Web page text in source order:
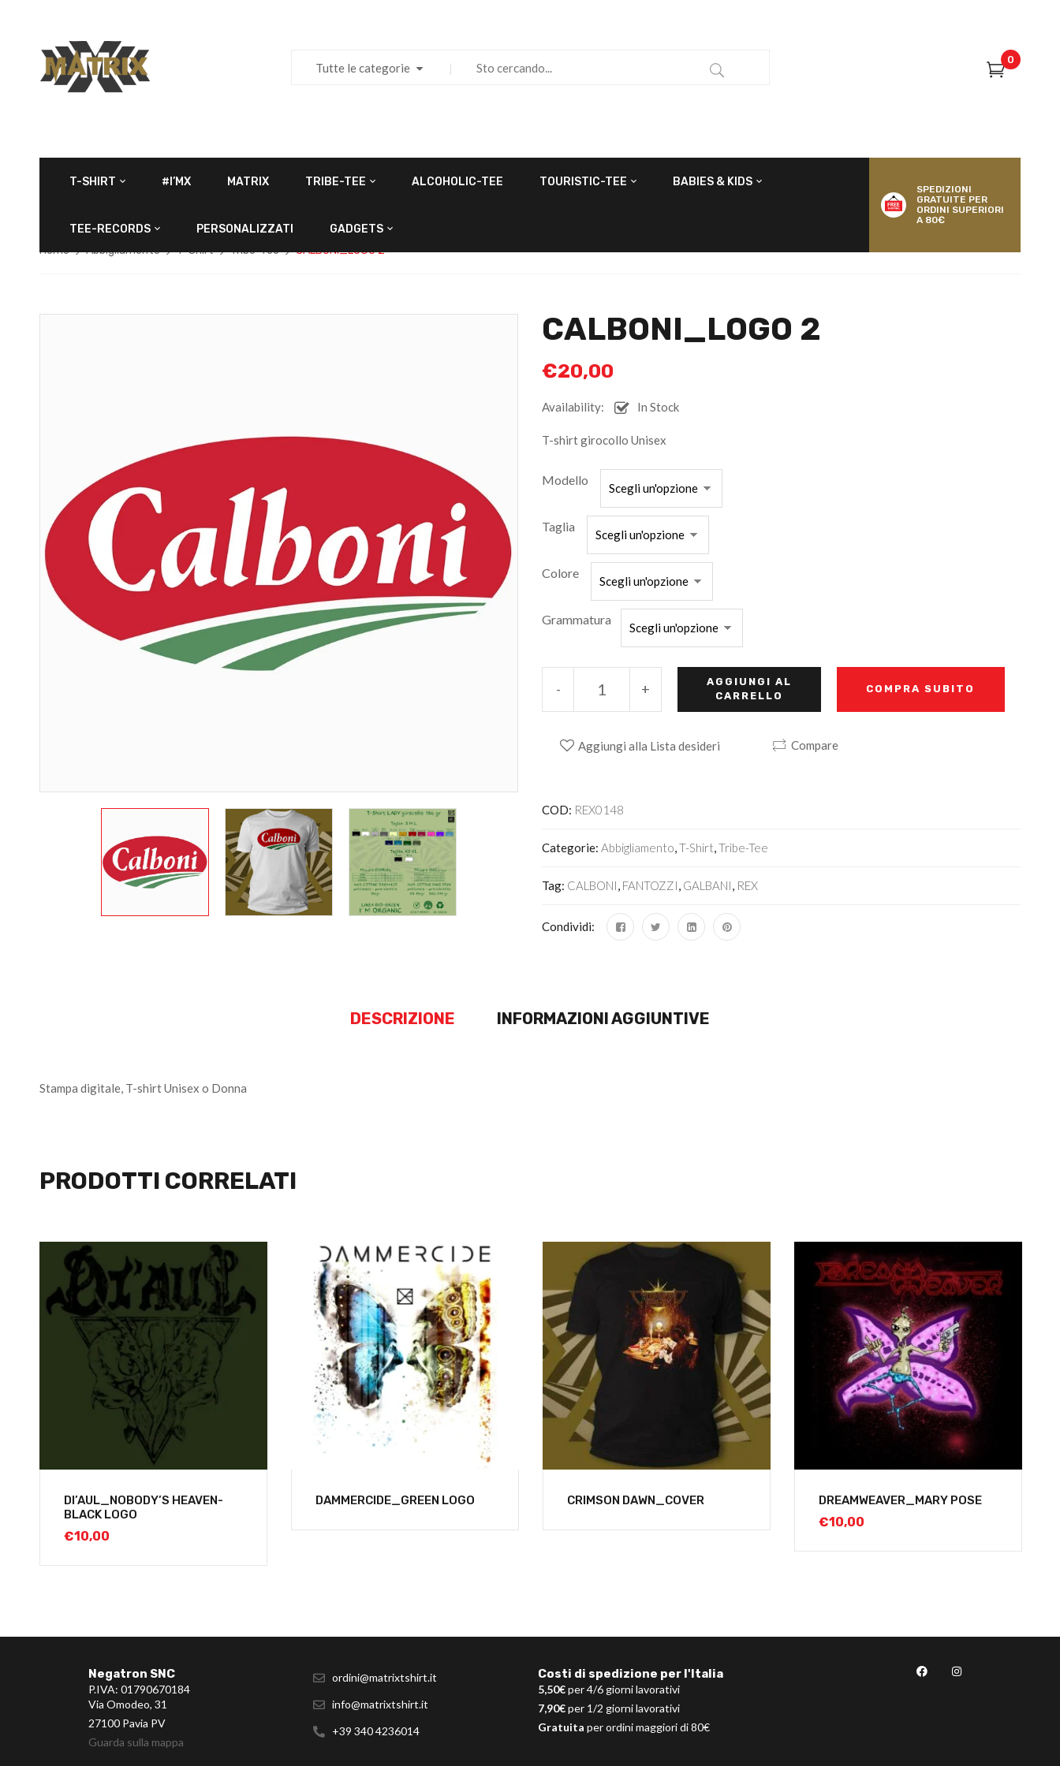
Tutte le categorie
0
T-SHIRT #I’MX MATRIX TRIBE-TEE ALCOHOLIC-TEE TOURISTIC-TEE BABIES & KIDS
TEE-RECORDS PERSONALIZZATI GADGETS
SPEDIZIONI
GRATUITE PER
ORDINI SUPERIORI
A 80€
Home Abbigliamento T-Shirt Tribe-Tee CALBONI_LOGO 2
CALBONI_LOGO 2
€20,00
Availability: In Stock
T-shirt girocollo Unisex
Modello
Taglia
Colore
Grammatura
+
-
AGGIUNGI AL
CARRELLO
COMPRA SUBITO
Aggiungi alla Lista desideri Compare
COD: REX0148
Categorie: Abbigliamento,T-Shirt,Tribe-Tee
Tag: CALBONI, FANTOZZI, GALBANI, REX
Condividi:
DESCRIZIONE INFORMAZIONI AGGIUNTIVE
Stampa digitale, T-shirt Unisex o Donna
PRODOTTI CORRELATI
DI’AUL_NOBODY’S HEAVEN-
BLACK LOGO
€10,00
DAMMERCIDE_GREEN LOGO CRIMSON DAWN_COVER DREAMWEAVER_MARY POSE
€10,00
Negatron SNC
P.IVA: 01790670184
Via Omodeo, 31
27100 Pavia PV
Guarda sulla mappa
ordini@matrixtshirt.it
info@matrixtshirt.it
+39 340 4236014
Costi di spedizione per l'Italia
5,50€per 4/6 giorni lavorativi
7,90€per 1/2 giorni lavorativi
Gratuita per ordini maggiori di 80€